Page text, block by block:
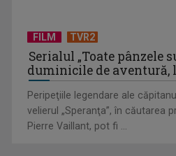
FILM TVR2
Serialul „Toate pânzele
duminicile de aventură,
Peripeţiile legendare ale
velierul „Speranţa”, în căutarea
Pierre Vaillant, pot fi ...